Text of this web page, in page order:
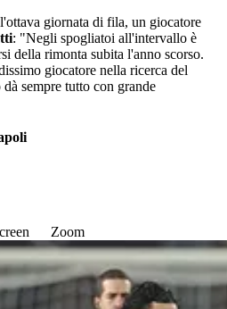
giornata di fila, un giocatore
: "Negli spogliatoi all'intervallo è
della rimonta subita l'anno scorso.
giocatore nella ricerca del
sempre tutto con grande
Zoom